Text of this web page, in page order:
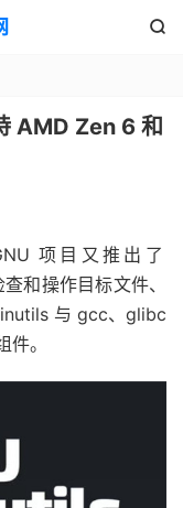

AMD Zen 6 和
项目又推出了
和操作目标文件、
与 gcc、glibc
。